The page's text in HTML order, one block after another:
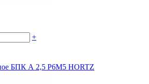
+
БПК А 2,5 Р6М5 HORTZ